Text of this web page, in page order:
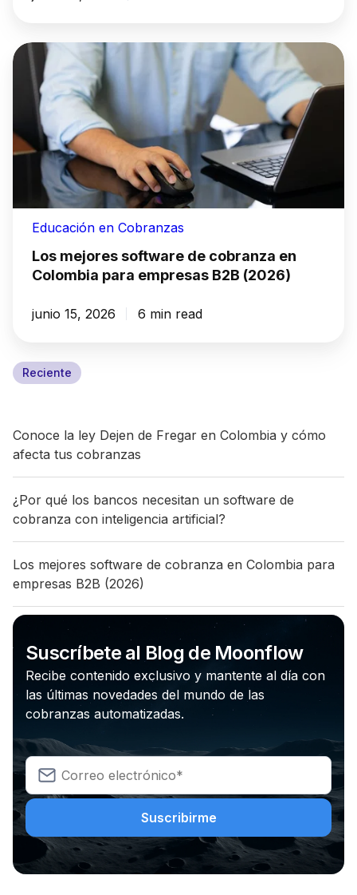
Educación en Cobranzas
Los mejores software de cobranza en
Colombia para empresas B2B (2026)
junio 15, 2026 6 min read
Reciente
Conoce la ley Dejen de Fregar en Colombia y cómo
afecta tus cobranzas
¿Por qué los bancos necesitan un software de
cobranza con inteligencia artificial?
Los mejores software de cobranza en Colombia para
empresas B2B (2026)
Suscríbete al Blog de Moonflow
Recibe contenido exclusivo y mantente al día con
las últimas novedades del mundo de las
cobranzas automatizadas.